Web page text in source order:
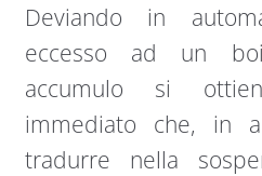
Deviando in
eccesso ad un
accumulo si
immediato che, in
tradurre nella